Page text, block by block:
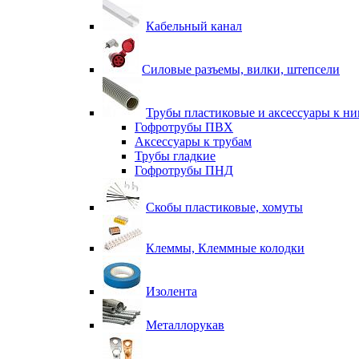
Кабельный канал
Силовые разъемы, вилки, штепсели
Трубы пластиковые и аксессуары к
Гофротрубы ПВХ
Аксессуары к трубам
Трубы гладкие
Гофротрубы ПНД
Скобы пластиковые, хомуты
Клеммы, Клеммные колодки
Изолента
Металлорукав